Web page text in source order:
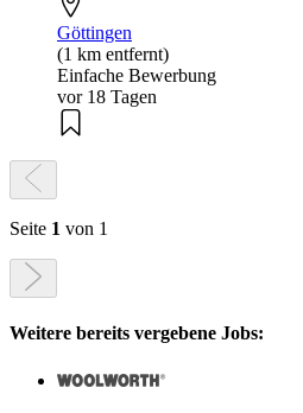
Göttingen
(1 km entfernt)
Einfache Bewerbung
vor 18 Tagen
Seite 1 von 1
Weitere bereits vergebene Jobs: